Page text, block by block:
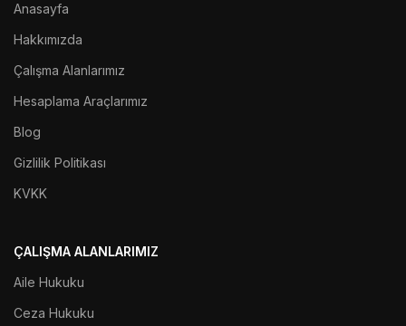
Anasayfa
Hakkımızda
Çalışma Alanlarımız
Hesaplama Araçlarımız
Blog
Gizlilik Politikası
KVKK
ÇALIŞMA ALANLARIMIZ
Aile Hukuku
Ceza Hukuku